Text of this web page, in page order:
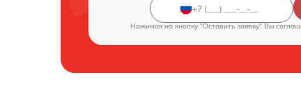
Нажимая на кнопку "Оставить заявку" Вы